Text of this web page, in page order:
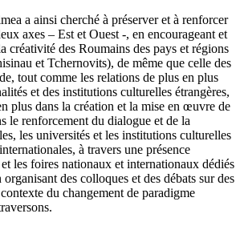
a ainsi cherché à préserver et à renforcer
axes – Est et Ouest -, en encourageant et
créativité des Roumains des pays et régions
et Tchernovits), de même que celle des
tout comme les relations de plus en plus
et des institutions culturelles étrangères,
plus dans la création et la mise en œuvre de
le renforcement du dialogue et de la
les universités et les institutions culturelles
à travers une présence
les foires nationaux et internationaux dédiés
des colloques et des débats sur des
du changement de paradigme